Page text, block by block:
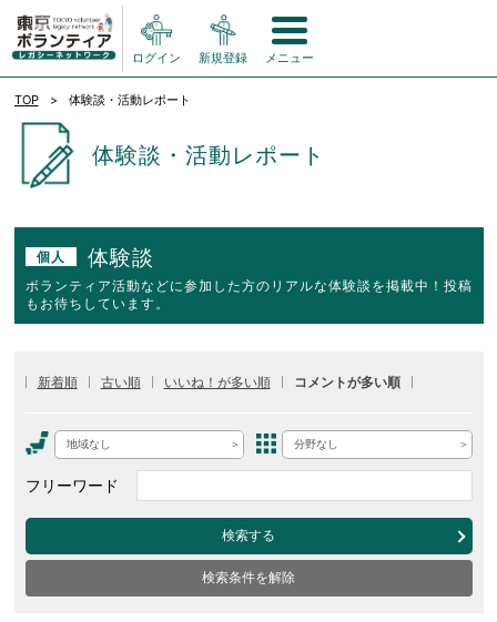
ログイン 新規登録 メニュー
TOP 体験談・活動レポート
体験談・活動レポート
個人 体験談
ボランティア活動などに参加した方のリアルな体験談を掲載中！投稿
もお待ちしています。
新着順 古い順 いいね！が多い順 コメントが多い順
地域なし 分野なし
フリーワード
検索する
検索条件を解除